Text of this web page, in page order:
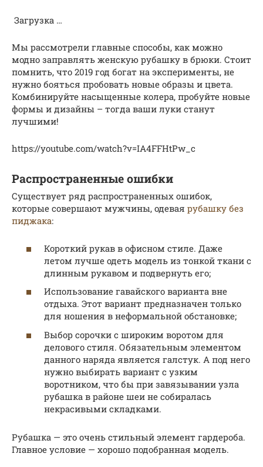
Загрузка …
Мы рассмотрели главные способы, как можно
модно заправлять женскую рубашку в брюки. Стоит
помнить, что 2019 год богат на эксперименты, не
нужно бояться пробовать новые образы и цвета.
Комбинируйте насыщенные колера, пробуйте новые
формы и дизайны – тогда ваши луки станут
лучшими!
https://youtube.com/watch?v=IA4FFHtPw_c
Распространенные ошибки
Существует ряд распространенных ошибок,
которые совершают мужчины, одевая рубашку без
пиджака:
Короткий рукав в офисном стиле. Даже
летом лучше одеть модель из тонкой ткани с
длинным рукавом и подвернуть его;
Использование гавайского варианта вне
отдыха. Этот вариант предназначен только
для ношения в неформальной обстановке;
Выбор сорочки с широким воротом для
делового стиля. Обязательным элементом
данного наряда является галстук. А под него
нужно выбирать вариант с узким
воротником, что бы при завязывании узла
рубашка в районе шеи не собиралась
некрасивыми складками.
Рубашка — это очень стильный элемент гардероба.
Главное условие — хорошо подобранная модель.